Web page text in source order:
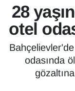
28
otel
odasında
Son Dakika
Haber Arşivi